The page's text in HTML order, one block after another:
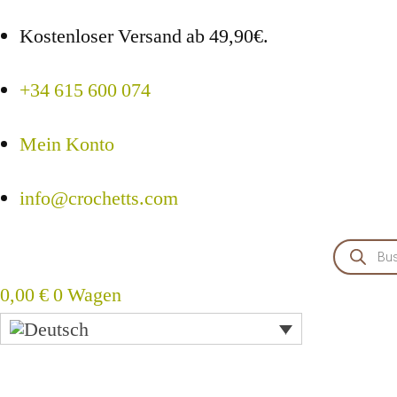
Kostenloser Versand ab 49,90€.
+34 615 600 074
Mein Konto
info@crochetts.com
suchen
0,00€0Wagen